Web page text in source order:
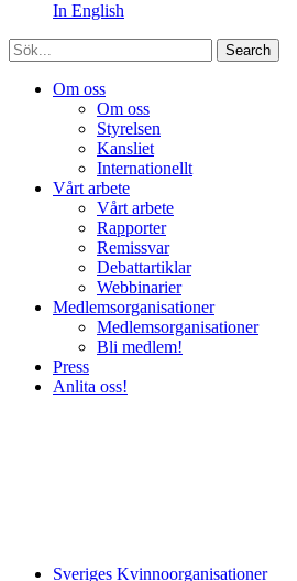
In English
Sök
Om oss
Om oss
Styrelsen
Kansliet
Internationellt
Vårt arbete
Vårt arbete
Rapporter
Remissvar
Debattartiklar
Webbinarier
Medlemsorganisationer
Medlemsorganisationer
Bli medlem!
Press
Anlita oss!
Sveriges Kvinnoorganisationer